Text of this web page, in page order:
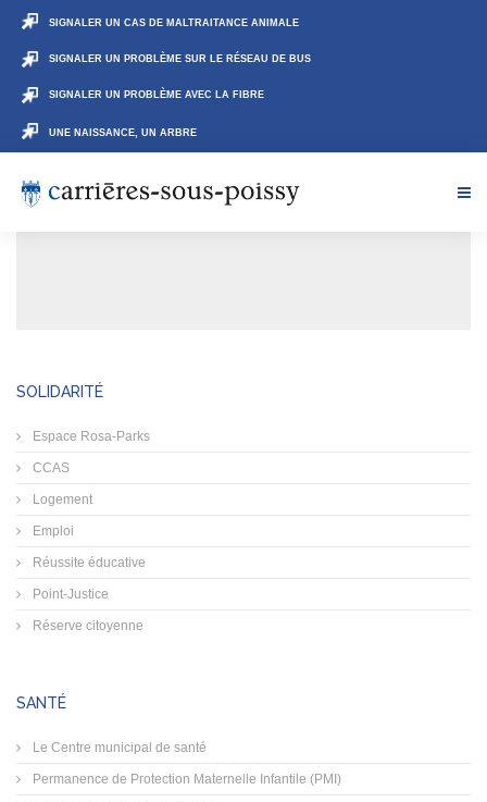
SIGNALER UN CAS DE MALTRAITANCE ANIMALE
SIGNALER UN PROBLÈME SUR LE RÉSEAU DE BUS
SIGNALER UN PROBLÈME AVEC LA FIBRE
UNE NAISSANCE, UN ARBRE
SOLIDARITÉ
Espace Rosa-Parks
CCAS
Logement
Emploi
Réussite éducative
Point-Justice
Réserve citoyenne
SANTÉ
Le Centre municipal de santé
Permanence de Protection Maternelle Infantile (PMI)